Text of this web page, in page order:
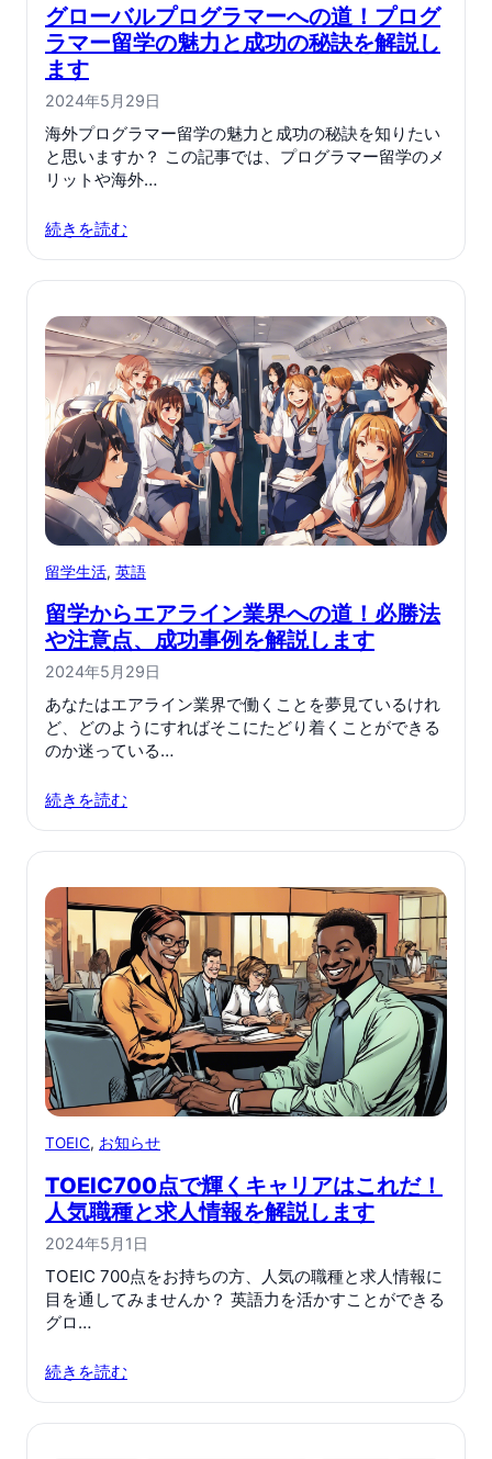
グローバルプログラマーへの道！プログ
ラマー留学の魅力と成功の秘訣を解説し
ます
2024年5月29日
海外プログラマー留学の魅力と成功の秘訣を知りたい
と思いますか？ この記事では、プログラマー留学のメ
リットや海外…
続きを読む
留学生活, 英語
留学からエアライン業界への道！必勝法
や注意点、成功事例を解説します
2024年5月29日
あなたはエアライン業界で働くことを夢見ているけれ
ど、どのようにすればそこにたどり着くことができる
のか迷っている…
続きを読む
TOEIC, お知らせ
TOEIC700点で輝くキャリアはこれだ！
人気職種と求人情報を解説します
2024年5月1日
TOEIC 700点をお持ちの方、人気の職種と求人情報に
目を通してみませんか？ 英語力を活かすことができる
グロ…
続きを読む